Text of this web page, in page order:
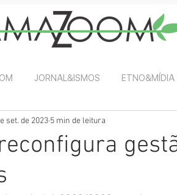
JORNAL&ISMOS ETNO&MÍDIA
set. de 2023 5 min de leitura